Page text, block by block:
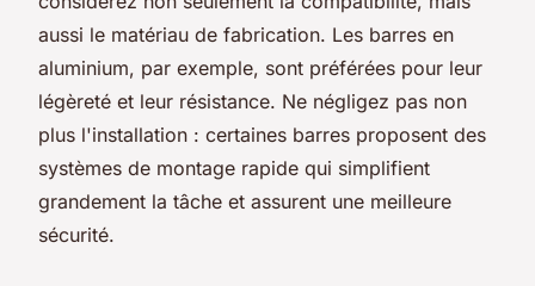
aussi le matériau de fabrication. Les barres en
aluminium, par exemple, sont préférées pour leur
légèreté et leur résistance. Ne négligez pas non
plus l'installation : certaines barres proposent des
systèmes de montage rapide qui simplifient
grandement la tâche et assurent une meilleure
sécurité.